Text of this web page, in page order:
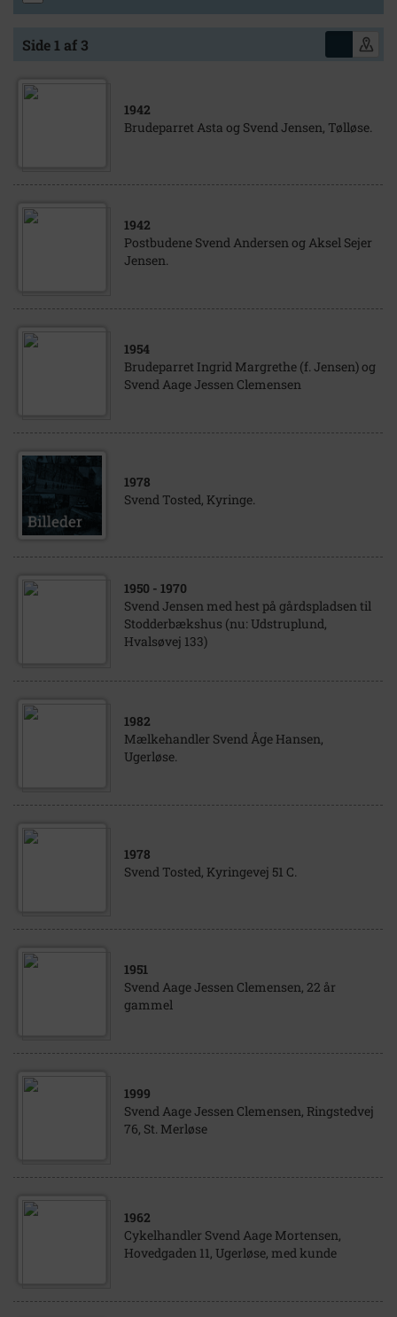
Side 1 af 3
1942
Brudeparret Asta og Svend Jensen, Tølløse.
1942
Postbudene Svend Andersen og Aksel Sejer
Jensen.
1954
Brudeparret Ingrid Margrethe (f. Jensen) og
Svend Aage Jessen Clemensen
1978
Svend Tosted, Kyringe.
1950 - 1970
Svend Jensen med hest på gårdspladsen til
Stodderbækshus (nu: Udstruplund,
Hvalsøvej 133)
1982
Mælkehandler Svend Åge Hansen,
Ugerløse.
1978
Svend Tosted, Kyringevej 51 C.
1951
Svend Aage Jessen Clemensen, 22 år
gammel
1999
Svend Aage Jessen Clemensen, Ringstedvej
76, St. Merløse
1962
Cykelhandler Svend Aage Mortensen,
Hovedgaden 11, Ugerløse, med kunde